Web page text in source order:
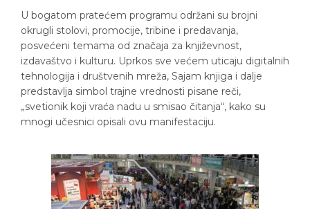
U bogatom pratećem programu održani su brojni
okrugli stolovi, promocije, tribine i predavanja,
posvećeni temama od značaja za književnost,
izdavaštvo i kulturu. Uprkos sve većem uticaju digitalnih
tehnologija i društvenih mreža, Sajam knjiga i dalje
predstavlja simbol trajne vrednosti pisane reči,
„svetionik koji vraća nadu u smisao čitanja“, kako su
mnogi učesnici opisali ovu manifestaciju.